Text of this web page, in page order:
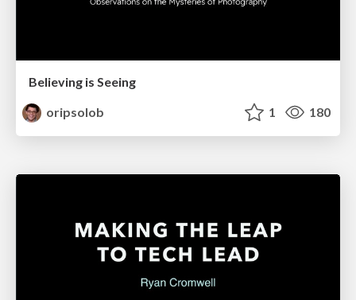
Believing is Seeing
oripsolob
1 180